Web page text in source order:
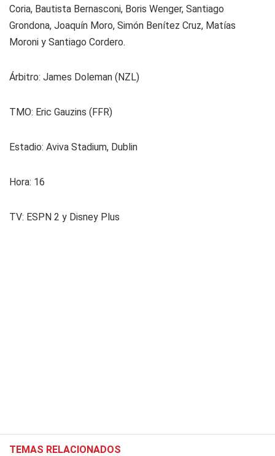
Coria, Bautista Bernasconi, Boris Wenger, Santiago
Grondona, Joaquín Moro, Simón Benítez Cruz, Matías
Moroni y Santiago Cordero.
Árbitro: James Doleman (NZL)
TMO: Eric Gauzins (FFR)
Estadio: Aviva Stadium, Dublin
Hora: 16
TV: ESPN 2 y Disney Plus
TEMAS RELACIONADOS